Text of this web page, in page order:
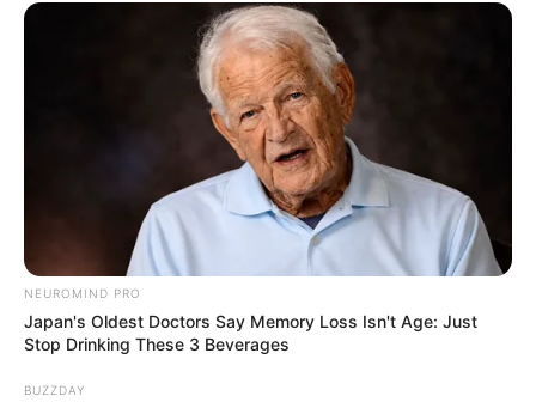
Ada berbagai cara sederhana yang bisa kamu lakukan agar bisa
menjaga kesehatan mental. Seperti rutin berolahraga,
berkomunikasi dengan banyak orang, bergabung dengan
komunitas, tidur 7 hingga 8 jam per harinya dan melakukan
kegiatan yang mengasah otak.
Tapi jika kamu merasa ada yang bermasalah dengan mentalmu,
segeralah konsultasikannya ke dokter spesialis.
Baca juga:11 Tips Social Distancing di Tempat Kerja yang
Perlu Diketahui
4. Bersantai sejenak
NEUROMIND PRO
Japan's Oldest Doctors Say Memory Loss Isn't Age: Just
Stop Drinking These 3 Beverages
BUZZDAY